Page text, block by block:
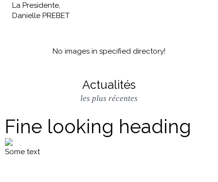
La Presidente,
Danielle PREBET
No images in specified directory!
Actualités
les plus récentes
Fine looking heading
Some text